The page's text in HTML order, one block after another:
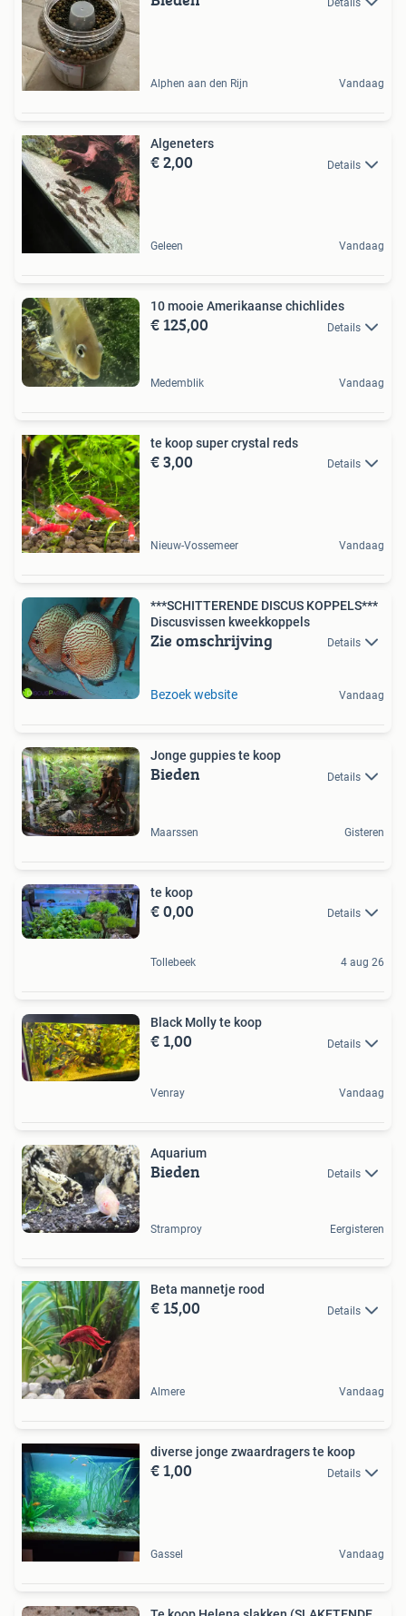
Alphen aan den Rijn Vandaag
Algeneters
€ 2,00 Details
Geleen Vandaag
10 mooie Amerikaanse chichlides
€ 125,00 Details
Medemblik Vandaag
te koop super crystal reds
€ 3,00 Details
Nieuw-Vossemeer Vandaag
***SCHITTERENDE DISCUS KOPPELS***
Discusvissen kweekkoppels
Zie omschrijving Details
Bezoek website Vandaag
Jonge guppies te koop
Bieden Details
Maarssen Gisteren
te koop
€ 0,00 Details
Tollebeek 4 aug 26
Black Molly te koop
€ 1,00 Details
Venray Vandaag
Aquarium
Bieden Details
Stramproy Eergisteren
Beta mannetje rood
€ 15,00 Details
Almere Vandaag
diverse jonge zwaardragers te koop
€ 1,00 Details
Gassel Vandaag